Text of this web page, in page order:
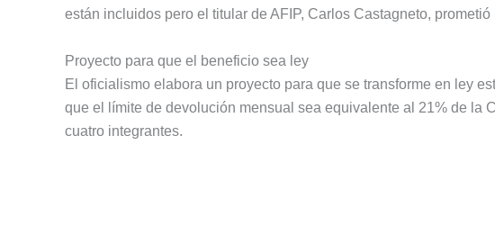
están incluidos pero el titular de AFIP, Carlos Castagneto,
Proyecto para que el beneficio sea ley
El oficialismo elabora un proyecto para que se transforme en ley
que el límite de devolución mensual sea equivalente al 21% de la
cuatro integrantes.